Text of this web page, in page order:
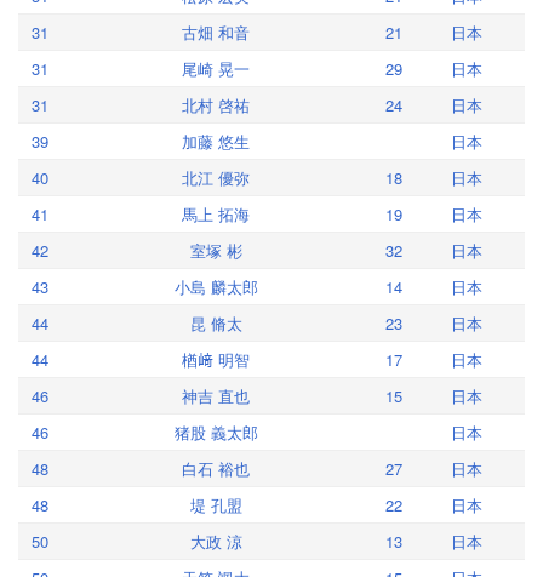
31
古畑 和音 21
日本
31
尾崎 晃一 29
日本
31
北村 啓祐 24
日本
39
加藤 悠生
日本
40
北江 優弥 18
日本
41
馬上 拓海 19
日本
42
室塚 彬 32
日本
43
小島 麟太郎 14
日本
44
昆 脩太 23
日本
44
楢﨑 明智 17
日本
46
神吉 直也 15
日本
46
猪股 義太郎
日本
48
白石 裕也 27
日本
48
堤 孔盟 22
日本
50
大政 涼 13
日本